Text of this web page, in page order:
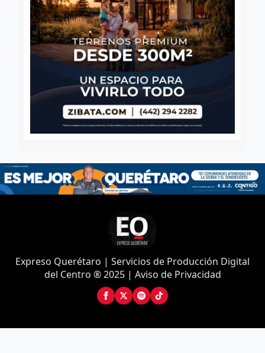
Expreso Querétaro | Servicios de Producción Digital
del Centro ® 2025 | Aviso de Privacidad